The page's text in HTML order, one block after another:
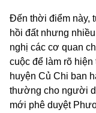
Đến thời điểm này,
hồi đất nhưng
nghị các cơ quan
cuộc để làm rõ
huyện Củ Chi ban
thường cho người
mới phê duyệt